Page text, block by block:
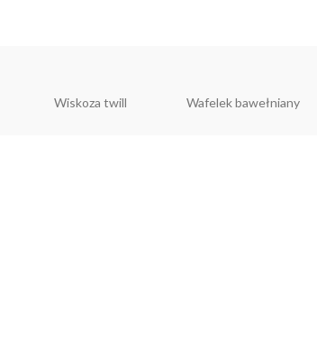
Wiskoza twill Wafelek bawełniany